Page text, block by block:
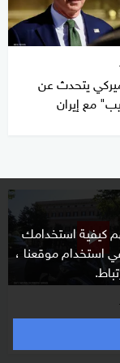
كيفية استخدامك
استخدام موقعنا ،
يتحدث عن
مع إيران
خلاف لبناني
الانسحاب